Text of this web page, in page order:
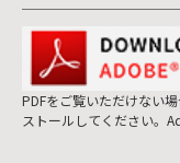
PDFをご覧いただけない
ストールしてください。